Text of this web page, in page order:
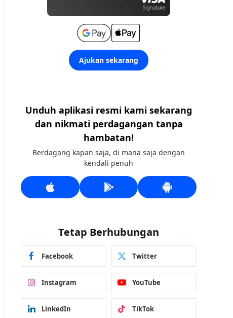
Ajukan sekarang
Unduh aplikasi resmi kami sekarang
dan nikmati perdagangan tanpa
hambatan!
Berdagang kapan saja, di mana saja dengan
kendali penuh
Tetap Berhubungan
Facebook Twitter
Instagram YouTube
LinkedIn TikTok